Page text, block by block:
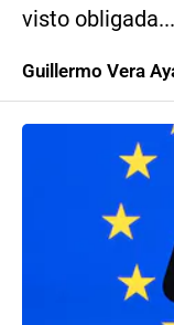
visto obligada...
Guillermo Vera